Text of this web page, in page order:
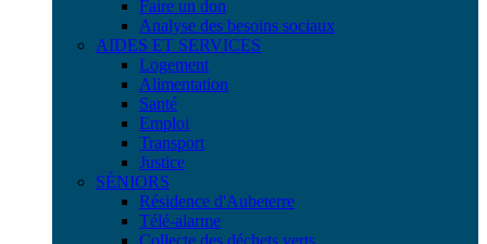
Faire un don
Analyse des besoins sociaux
AIDES ET SERVICES
Logement
Alimentation
Santé
Emploi
Transport
Justice
SÉNIORS
Résidence d'Aubeterre
Télé-alarme
Collecte des déchets verts